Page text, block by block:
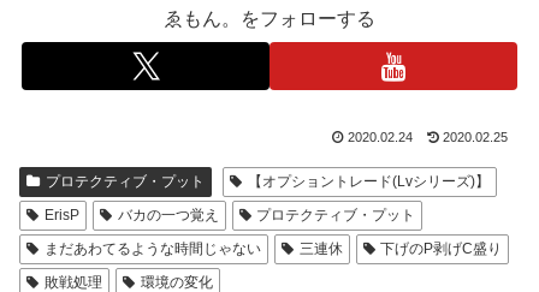
ゑもん。をフォローする
2020.02.24 2020.02.25
プロテクティブ・プット
【オプショントレード(Lvシリーズ)】
ErisP
バカの一つ覚え
プロテクティブ・プット
まだあわてるような時間じゃない
三連休
下げのP剥げC盛り
敗戦処理
環境の変化